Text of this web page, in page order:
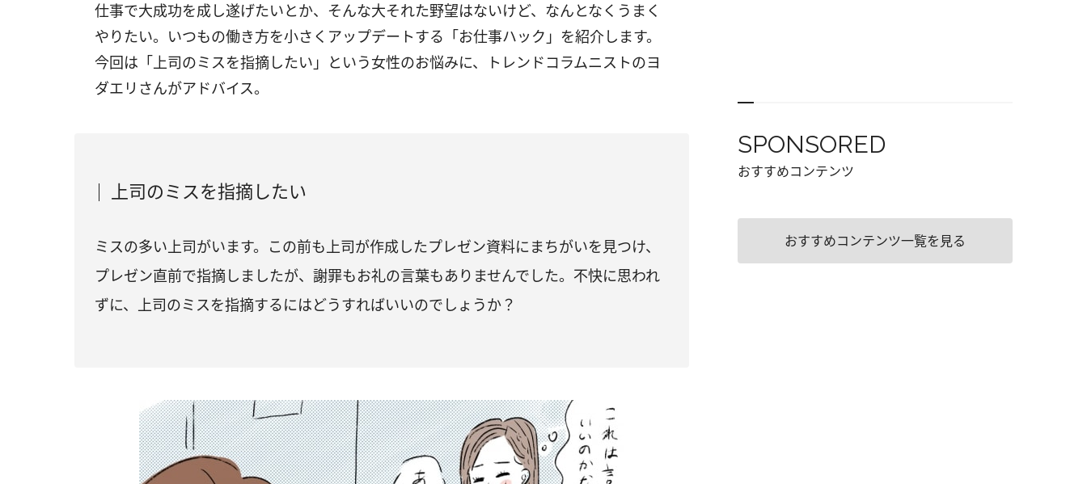
仕事で大成功を成し遂げたいとか、そんな大それた野望はないけど、なんとなくうまく
やりたい。いつもの働き方を小さくアップデートする「お仕事ハック」を紹介します。
今回は「上司のミスを指摘したい」という女性のお悩みに、トレンドコラムニストのヨ
ダエリさんがアドバイス。
上司のミスを指摘したい
ミスの多い上司がいます。この前も上司が作成したプレゼン資料にまちがいを見つけ、
プレゼン直前で指摘しましたが、謝罪もお礼の言葉もありませんでした。不快に思われ
ずに、上司のミスを指摘するにはどうすればいいのでしょうか？
SPONSORED
おすすめコンテンツ
おすすめコンテンツ一覧を見る